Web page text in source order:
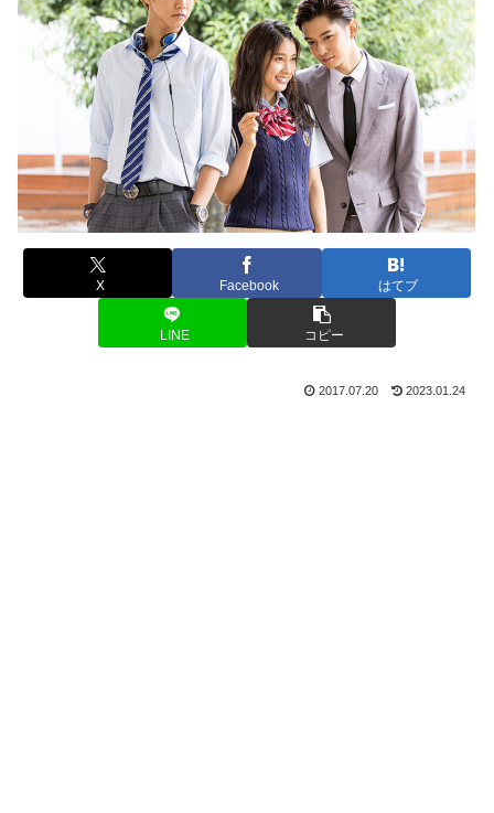
X Facebook はてブ
LINE コピー
2017.07.20 2023.01.24